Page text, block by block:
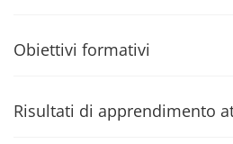
Obiettivi formativi
Risultati di apprendimento